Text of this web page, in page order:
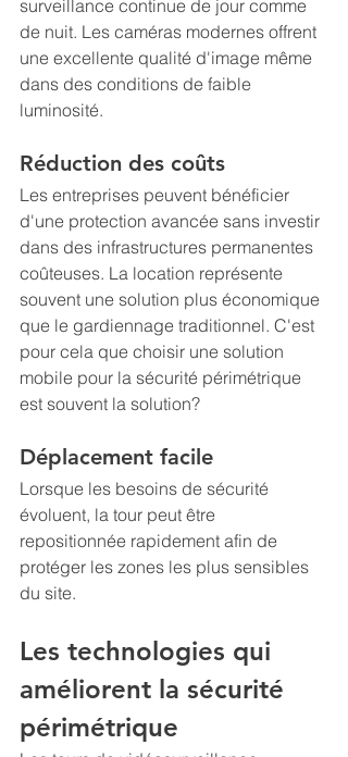
surveillance continue de jour comme
de nuit. Les caméras modernes offrent
une excellente qualité d'image même
dans des conditions de faible
luminosité.
Réduction des coûts
Les entreprises peuvent bénéficier
d'une protection avancée sans investir
dans des infrastructures permanentes
coûteuses. La location représente
souvent une solution plus économique
que le gardiennage traditionnel. C'est
pour cela que choisir une solution
mobile pour la sécurité périmétrique
est souvent la solution?
Déplacement facile
Lorsque les besoins de sécurité
évoluent, la tour peut être
repositionnée rapidement afin de
protéger les zones les plus sensibles
du site.
Les technologies qui
améliorent la sécurité
périmétrique